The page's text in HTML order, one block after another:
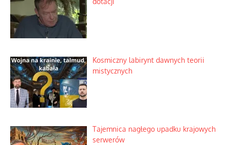
Kosmiczny labirynt dawnych teorii
mistycznych
Tajemnica nagłego upadku krajowych
serwerów